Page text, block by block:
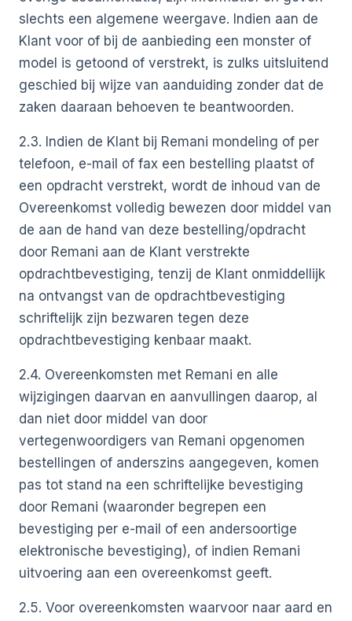
slechts een algemene weergave. Indien aan de
Klant voor of bij de aanbieding een monster of
model is getoond of verstrekt, is zulks uitsluitend
geschied bij wijze van aanduiding zonder dat de
zaken daaraan behoeven te beantwoorden.
2.3. Indien de Klant bij Remani mondeling of per
telefoon, e-mail of fax een bestelling plaatst of
een opdracht verstrekt, wordt de inhoud van de
Overeenkomst volledig bewezen door middel van
de aan de hand van deze bestelling/opdracht
door Remani aan de Klant verstrekte
opdrachtbevestiging, tenzij de Klant onmiddellijk
na ontvangst van de opdrachtbevestiging
schriftelijk zijn bezwaren tegen deze
opdrachtbevestiging kenbaar maakt.
2.4. Overeenkomsten met Remani en alle
wijzigingen daarvan en aanvullingen daarop, al
dan niet door middel van door
vertegenwoordigers van Remani opgenomen
bestellingen of anderszins aangegeven, komen
pas tot stand na een schriftelijke bevestiging
door Remani (waaronder begrepen een
bevestiging per e-mail of een andersoortige
elektronische bevestiging), of indien Remani
uitvoering aan een overeenkomst geeft.
2.5. Voor overeenkomsten waarvoor naar aard en